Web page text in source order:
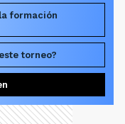
formación
torneo?